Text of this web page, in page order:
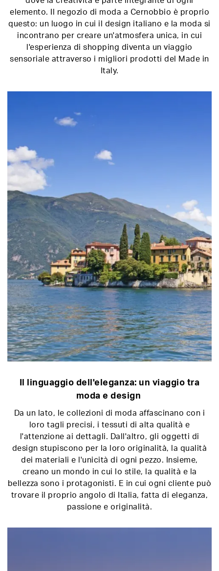
elemento. Il negozio di moda a Cernobbio è proprio
questo: un luogo in cui il design italiano e la moda si
incontrano per creare un'atmosfera unica, in cui
l'esperienza di shopping diventa un viaggio
sensoriale attraverso i migliori prodotti del Made in
Italy.
Il linguaggio dell'eleganza: un viaggio tra
moda e design
Da un lato, le collezioni di moda affascinano con i
loro tagli precisi, i tessuti di alta qualità e
l'attenzione ai dettagli. Dall'altro, gli oggetti di
design stupiscono per la loro originalità, la qualità
dei materiali e l'unicità di ogni pezzo. Insieme,
creano un mondo in cui lo stile, la qualità e la
bellezza sono i protagonisti. E in cui ogni cliente può
trovare il proprio angolo di Italia, fatta di eleganza,
passione e originalità.